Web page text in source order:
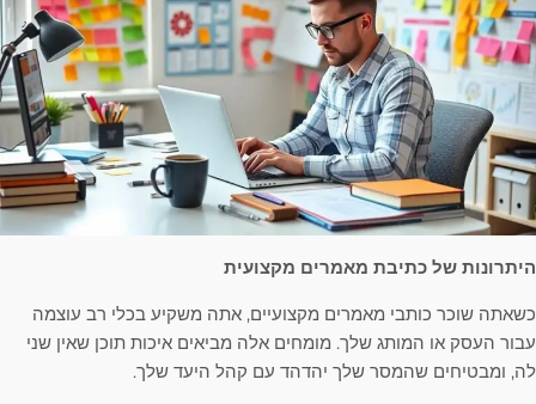
היתרונות של כתיבת מאמרים מקצועית
כשאתה שוכר כותבי מאמרים מקצועיים, אתה משקיע בכלי רב עוצמה
עבור העסק או המותג שלך. מומחים אלה מביאים איכות תוכן שאין שני
לה, ומבטיחים שהמסר שלך יהדהד עם קהל היעד שלך.